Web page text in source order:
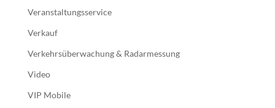
Veranstaltungsservice
Verkauf
Verkehrsüberwachung & Radarmessung
Video
VIP Mobile